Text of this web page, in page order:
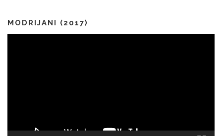
MODRIJANI (2017)